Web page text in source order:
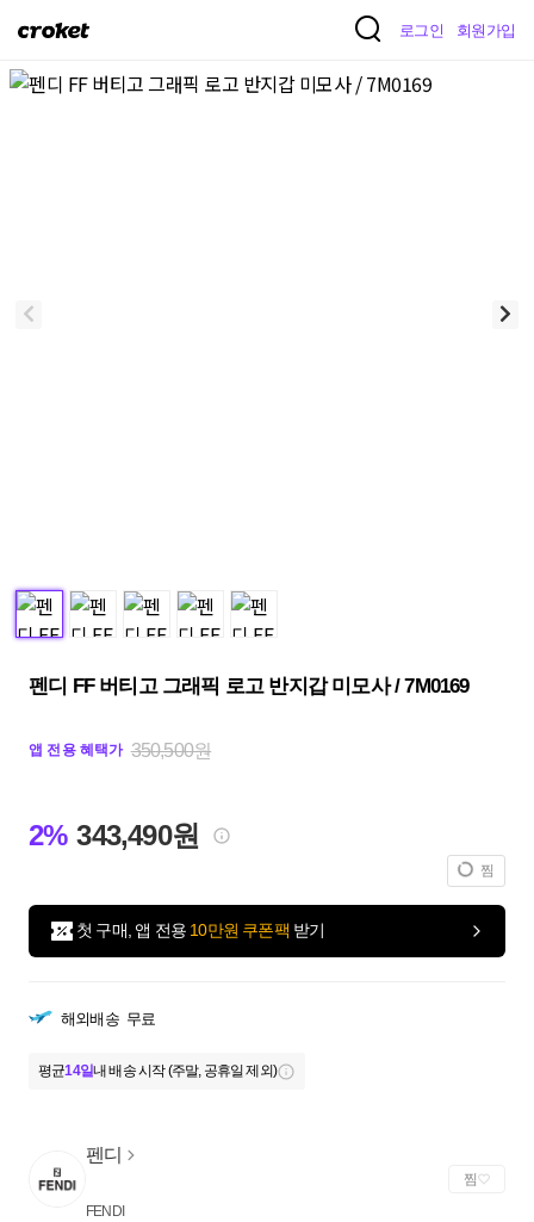
크
켓
로그인 회원가입
펜디 FF 버티고 그래픽 로고 반지갑 미모사 / 7M0169
앱 전용 혜택가 350,500원
2% 343,490원
찜
첫 구매, 앱 전용 10만원 쿠폰팩 받기
해외배송 무료
평균14일내 배송 시작 (주말, 공휴일 제외)
펜디
FENDI
찜